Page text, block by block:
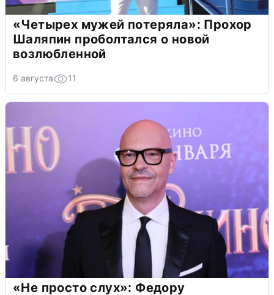
«Четырех мужей потеряла»: Прохор
Шаляпин проболтался о новой
возлюбленной
6 августа 11
«Не просто слух»: Федору